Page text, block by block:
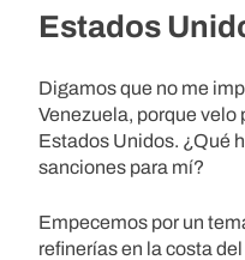
Estados
Digamos que no me
Venezuela, porque velo
Estados Unidos. ¿Qué
sanciones para mí?
Empecemos por un
refinerías en la costa